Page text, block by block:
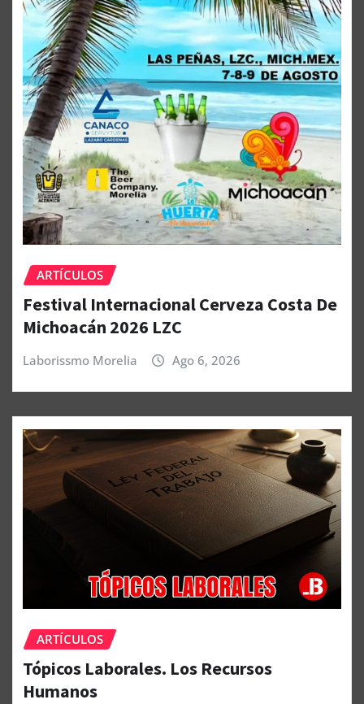
ARTÍCULOS
Festival Internacional Cerveza Costa De
Michoacán 2026 LZC
Laborissmo Morelia Ago 6, 2026
ARTÍCULOS
Tópicos Laborales. Los Recursos
Humanos